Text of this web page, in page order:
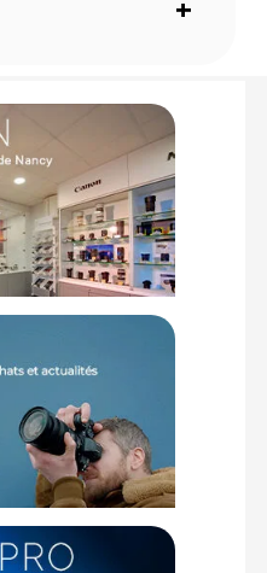
hors remises au panier, basé
effectivement calculés dans le
+